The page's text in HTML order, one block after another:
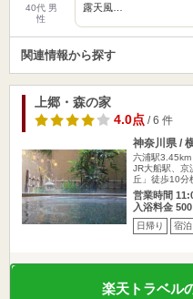
40代 男
性
露天風…
関連情報から探す
上郷・森の家
4.0点/ 6 件
神奈川県 /
六浦駅3.45km
JR大船駅、京
丘」徒歩10分
営業時間
入浴料金
日帰り 宿泊
楽天トラベル